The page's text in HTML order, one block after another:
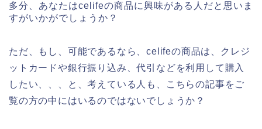
多分、あなたはcelifeの商品に興味がある人だと思いま
すがいかがでしょうか？
ただ、もし、可能であるなら、celifeの商品は、クレジ
ットカードや銀行振り込み、代引などを利用して購入
したい、、、と、考えている人も、こちらの記事をご
覧の方の中にはいるのではないでしょうか？